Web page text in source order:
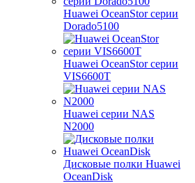
Huawei OceanStor серии
Dorado5100
Huawei OceanStor серии
VIS6600T
Huawei серии NAS
N2000
Дисковые полки Huawei
OceanDisk